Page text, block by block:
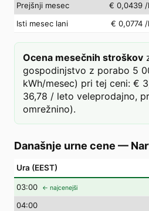
Prejšnji mesec
€ 0,0439 /
Isti mesec lani
€ 0,0774 /
Ocena mesečnih stroškov
gospodinjstvo z porabo 5
kWh/mesec) pri tej ceni: €
36,78 / leto veleprodajno,
omrežnino).
Današnje urne cene —
Ura (EEST)
03:00 ← najcenejši
04:00